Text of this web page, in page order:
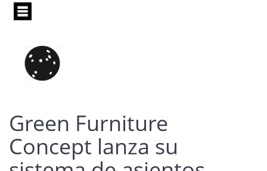
Pasar
principal
Green Furniture
Concept lanza su